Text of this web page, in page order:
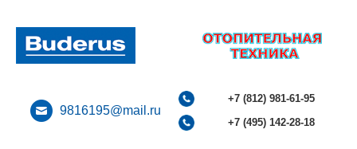
9816195@mail.ru
+7 (812) 981-61-95
+7 (495) 142-28-18